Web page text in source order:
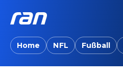
Home NFL Fußball